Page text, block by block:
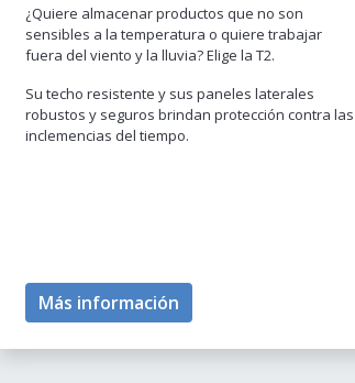
¿Quiere almacenar productos que no son
sensibles a la temperatura o quiere trabajar
fuera del viento y la lluvia? Elige la T2.
Su techo resistente y sus paneles laterales
robustos y seguros brindan protección contra las
inclemencias del tiempo.
Más información